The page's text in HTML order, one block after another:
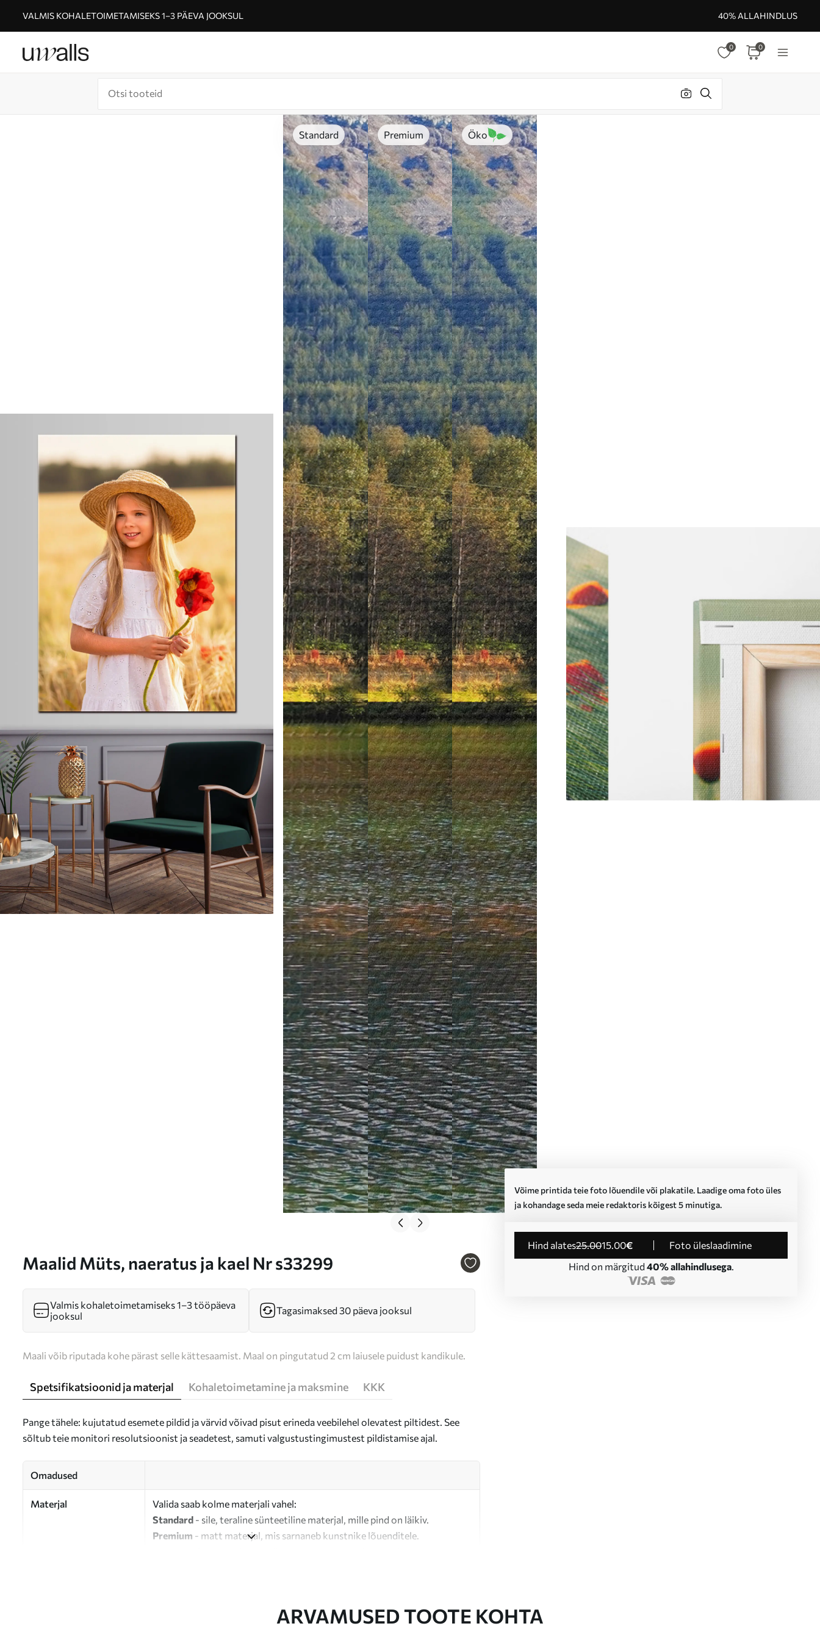
VALMIS KOHALETOIMETAMISEKS 1–3 PÄEVA JOOKSUL 40% ALLAHINDLUS
0 0
Standard Premium Öko
Maalid Müts, naeratus ja kael Nr s33299
Võime printida teie foto lõuendile või plakatile. Laadige oma foto üles
ja kohandage seda meie redaktoris kõigest 5 minutiga.
Hind alates25.0015.00€
Foto üleslaadimine
Hind on märgitud 40% allahindlusega.
Valmis kohaletoimetamiseks 1–3 tööpäeva
jooksul
Tagasimaksed 30 päeva jooksul
Maali võib riputada kohe pärast selle kättesaamist. Maal on pingutatud 2 cm laiusele puidust kandikule.
Spetsifikatsioonid ja materjal Kohaletoimetamine ja maksmine KKK
Pange tähele: kujutatud esemete pildid ja värvid võivad pisut erineda veebilehel olevatest piltidest. See
sõltub teie monitori resolutsioonist ja seadetest, samuti valgustustingimustest pildistamise ajal.
Omadused
Materjal
Valida saab kolme materjali vahel:
Standard - sile, teraline sünteetiline materjal, mille pind on läikiv.
Premium - matt materjal, mis sarnaneb kunstnike lõuenditele.
ARVAMUSED TOOTE KOHTA